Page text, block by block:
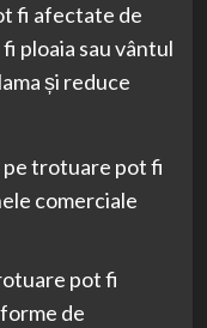
fi afectate de
ploaia sau vântul
și reduce
pe trotuare pot fi
comerciale
pot fi
de